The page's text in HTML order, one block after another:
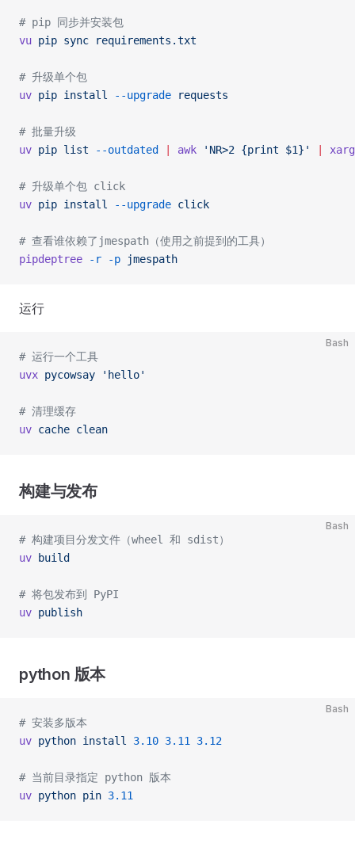
# pip 同步并安装包
vu pip sync requirements.txt
# 升级单个包
uv pip install --upgrade requests
# 批量升级
uv pip list --outdated awk 'NR>2 {print $1}'
# 升级单个包 click
uv pip install --upgrade click
# 查看谁依赖了jmespath（使用之前提到的工具）
pipdeptree -r -p jmespath
运行
Bash
# 运行一个工具
uvx pycowsay 'hello'
# 清理缓存
uv cache clean
构建与发布
Bash
# 构建项目分发文件（wheel 和 sdist）
uv build
# 将包发布到 PyPI
uv publish
python 版本
Bash
# 安装多版本
uv python install 3.10 3.11 3.12
# 当前目录指定 python 版本
uv python pin 3.11